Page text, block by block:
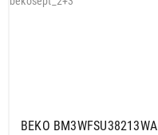
BEKO BM3WFSU38213WA